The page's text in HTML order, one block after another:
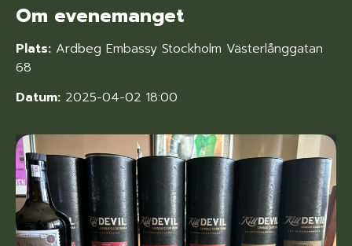
Om evenemanget
Plats: Ardbeg Embassy Stockholm Västerlånggatan
68
Datum: 2025-04-02 18:00